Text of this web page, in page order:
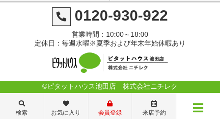
0120-930-922
営業時間：10:00～18:00
定休日：毎週水曜※夏季および年末年始休暇あり
©ピタットハウス池田店 株式会社ニチレク
検索 お気に入り 会員登録 来店予約